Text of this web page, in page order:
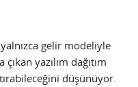
gelir modeliyle
yazılım dağıtım
düşünüyor.